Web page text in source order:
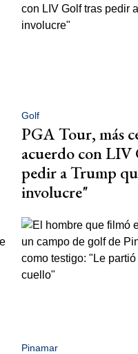
Golf
PGA Tour, más
acuerdo con LIV
pedir a Trump
involucre"
Pinamar